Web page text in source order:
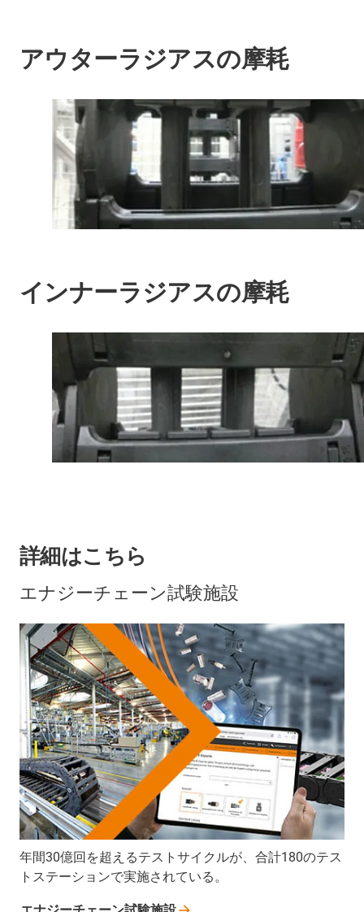
アウターラジアスの摩耗
インナーラジアスの摩耗
詳細はこちら
エナジーチェーン試験施設
年間30億回を超えるテストサイクルが、合計180のテス
トステーションで実施されている。